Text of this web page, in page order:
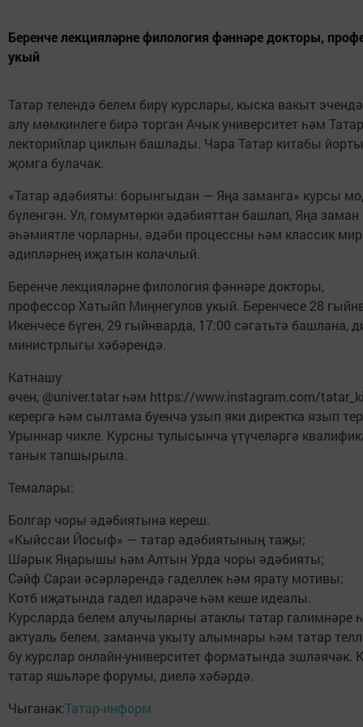
Беренче лекцияләрне филология фәннәре докторы,
укый
Татар телендә белем бирү курслары, кыска вакыт
алу мөмкинлеге бирә торган Ачык университет һәм
лекторийлар циклын башлады. Чара Татар китабы
җомга булачак.
«Татар әдәбияты: борынгыдан — Яңа заманга» курсы
бүленгән. Ул, гомумтөрки әдәбияттан башлап, Яңа
әһәмиятле чорларны, әдәби процессны һәм классик
әдипләрнең иҗатын колачлый.
Беренче лекцияләрне филология фәннәре докторы,
профессор Хатыйп Миңнегулов укый. Беренчесе 28
Икенчесе бүген, 29 гыйнварда, 17:00 сәгатьтә башлана,
министрлыгы хәбәрендә.
Катнашу
өчен, @univer.tatar һәм https://www.instagram.com/
керергә һәм сылтама буенча узып яки директка язып
Урыннар чикле. Курсны тулысынча үтүчеләргә
танык тапшырыла.
Темалары:
Болгар чоры әдәбиятына кереш.
«Кыйссаи Йосыф» — татар әдәбиятының таҗы;
Шәрык Яңарышы һәм Алтын Урда чоры әдәбияты;
Сәйф Сараи әсәрләрендә гаделлек һәм ярату мотивы;
Котб иҗатында гадел идарәче һәм кеше идеалы.
Курсларда белем алучыларны атаклы татар галимнәре
актуаль белем, заманча укыту алымнары һәм татар
бу курслар онлайн-университет форматында эшләячәк.
татар яшьләре форумы, диелә хәбәрдә.
Чыганак:Татар-информ